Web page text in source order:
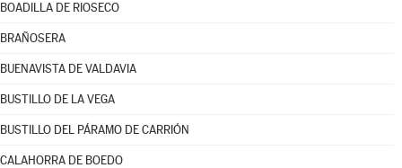
BOADILLA DE RIOSECO
BRAÑOSERA
BUENAVISTA DE VALDAVIA
BUSTILLO DE LA VEGA
BUSTILLO DEL PÁRAMO DE CARRIÓN
CALAHORRA DE BOEDO